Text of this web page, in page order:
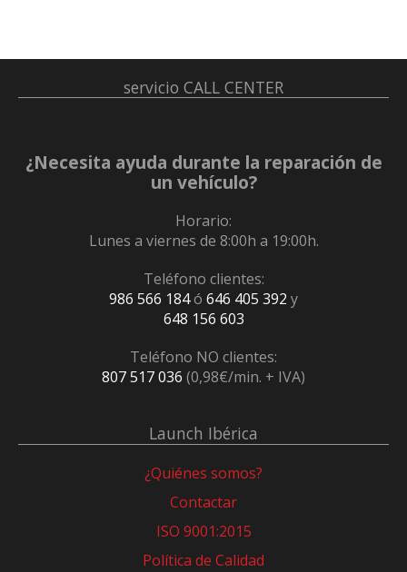
servicio CALL CENTER
¿Necesita ayuda durante la reparación de
un vehículo?
Horario:
Lunes a viernes de 8:00h a 19:00h.
Teléfono clientes:
986 566 184ó 646 405 392 y
648 156 603
Teléfono NO clientes:
807 517 036 (0,98€/min. + IVA)
Launch Ibérica
¿Quiénes somos?
Contactar
ISO 9001:2015
Política de Calidad